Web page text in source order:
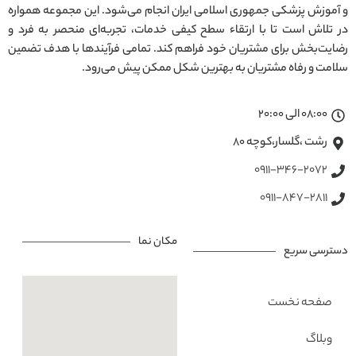
و آموزش پزشکی جمهوری اسلامی ایران انجام می‌شود. این مجموعه همواره
در تلاش است تا با ارتقاء سطح کیفی خدمات، تجربه‌ای منحصر به فرد و
رضایت‌بخش برای مشتریان خود فراهم کند. تمامی فرآیندها با هدف تضمین
سلامت و رفاه مشتریان به بهترین شکل ممکن پیش می‌رود.
08:00 الی 20:00
رشت ،گلسار،کوچه ۸۰
0911-346-2072
0911-847-2811
دسترسی سریع
صفحه نخست
وبلاگ
مکان نما